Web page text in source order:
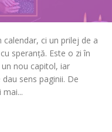
ci un prilej de a
speranță. Este o zi în
nou capitol, iar
sens paginii. De